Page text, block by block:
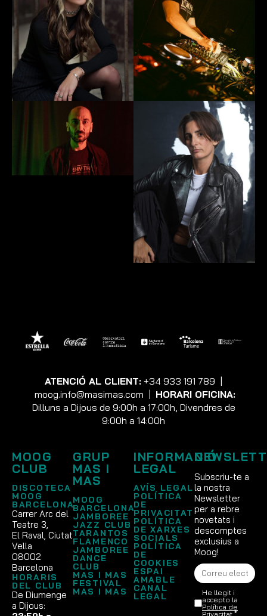
ATENCIÓ AL CLIENT: +34 933 191 789 |
moog.info@masimas.com | HORARI OFICINA:
Dilluns a Dijous de 9:00h a 17:00h, Divendres de
9:00h a 14:00h
MOOG
CLUB
DISCOTECA
MOOG
BARCELONA
Carrer Arc del
Teatre 3,
El Raval, Ciutat
Vella
08002
Barcelona
HORARIS
DEL CLUB
De Diumenge
a Dijous:
GRUP
MAS I
MAS
MOOG
BARCELONA
JAMBOREE
JAZZ CLUB
TARANTOS
FLAMENCO
JAMBOREE
DANCE
CLUB
MAS I MAS
FESTIVAL
MAS I MAS
INFORMACIÓ
LEGAL
AVÍS LEGAL
POLÍTICA
DE
PRIVACITAT
POLÍTICA
DE XARXES
SOCIALS
POLÍTICA
DE
COOKIES
ESPAI
AMABLE
CANAL
LEGAL
Subscriu-te a
la nostra
Newsletter
per a rebre
novetats i
descomptes
exclusius a
Moog!
He llegit i
accepto la
Política de
Privacitat .*